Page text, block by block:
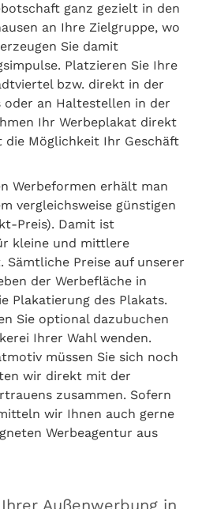
ganz gezielt in den
an Ihre Zielgruppe, wo
Sie damit
Platzieren Sie Ihre
bzw. direkt in der
oder an Haltestellen in der
Ihr Werbeplakat direkt
Möglichkeit Ihr Geschäft
Werbeformen erhält man
vergleichsweise günstigen
Preis). Damit ist
kleine und mittlere
Sämtliche Preise auf unserer
der Werbefläche in
Plakatierung des Plakats.
Sie optional dazubuchen
Ihrer Wahl wenden.
müssen Sie sich noch
wir direkt mit der
zusammen. Sofern
wir Ihnen auch gerne
Werbeagentur aus
Außenwerbung in